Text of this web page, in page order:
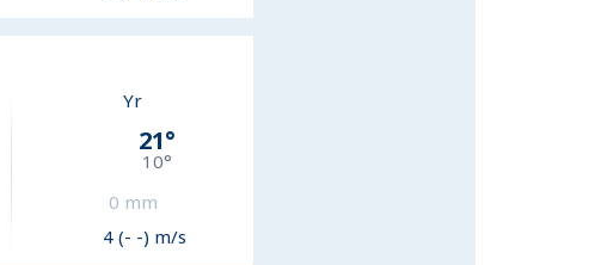
Yr
21°
10°
0 mm
4 (- -) m/s